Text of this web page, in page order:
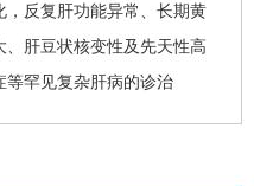
，反复肝功能异常、长期黄
、肝豆状核变性及先天性高
等罕见复杂肝病的诊治